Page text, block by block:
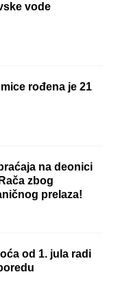
vode
rođena je 21
na deonici
zbog
prelaza!
od 1. jula radi